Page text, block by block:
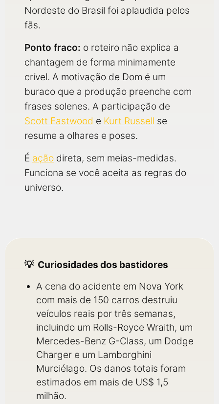
Nordeste do Brasil foi aplaudida pelos
fãs.
Ponto fraco: o roteiro não explica a
chantagem de forma minimamente
crível. A motivação de Dom é um
buraco que a produção preenche com
frases solenes. A participação de
Scott Eastwood e Kurt Russell se
resume a olhares e poses.
É ação direta, sem meias-medidas.
Funciona se você aceita as regras do
universo.
Curiosidades dos bastidores
A cena do acidente em Nova York
com mais de 150 carros destruiu
veículos reais por três semanas,
incluindo um Rolls-Royce Wraith, um
Mercedes-Benz G-Class, um Dodge
Charger e um Lamborghini
Murciélago. Os danos totais foram
estimados em mais de US$ 1,5
milhão.